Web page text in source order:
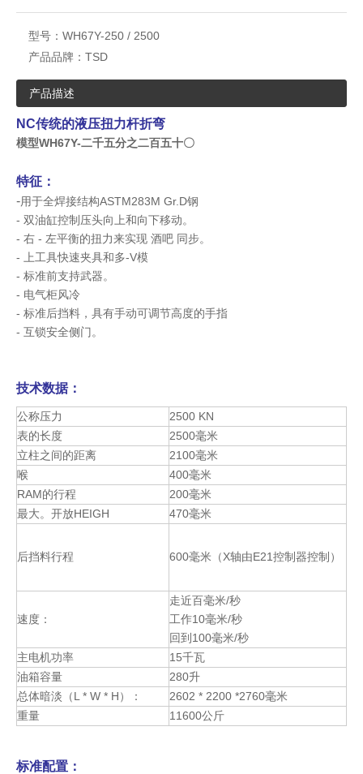
160t / 3200 NC液压折弯机（WH67Y-160 / 3200） 2轴数控液压折弯机（WE67K-250 / 5000）
250t扭力杆折弯机（WH67Y-250 / 4000） 200t扭力杆折弯机（WH67Y-200 / 2000）
型号： WH67Y-250 / 2500
产品品牌： TSD
产品描述
NC传统的液压扭力杆折弯
模型WH67Y-二千五分之二百五十〇
特征：
-用于全焊接结构ASTM283M Gr.D钢
- 双油缸控制压头向上和向下移动。
- 右 - 左平衡的扭力来实现 酒吧 同步。
- 上工具快速夹具和多-V模
- 标准前支持武器。
- 电气柜风冷
- 标准后挡料，具有手动可调节高度的手指
- 互锁安全侧门。
技术数据：
公称压力
2500 KN
表的长度
2500毫米
立柱之间的距离
2100毫米
喉
400毫米
RAM的行程
200毫米
最大。开放HEIGH
470毫米
后挡料行程 600毫米（X轴由E21控制器控制）
速度：
走近百毫米/秒
工作10毫米/秒
回到100毫米/秒
主电机功率
15千瓦
油箱容量
280升
总体暗淡（L * W * H）：
2602 * 2200 *2760毫米
重量
11600公斤
标准配置：